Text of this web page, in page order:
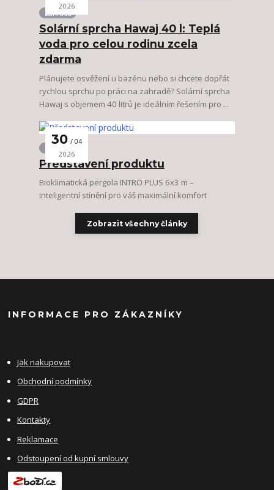
2026
Zahrada
Solární sprcha Hawaj 40 l: Teplá
voda pro celou rodinu zcela
zdarma
Plánujete osvěžení u bazénu nebo si chcete dopřát
rychlou sprchu po práci na zahradě? Solární sprcha
Hawaj s objemem 40 litrů je ideálním řešením pro ...
30 04
2026
Představení produktu
Bioklimatická pergola INTRO PLUS 6x3 m –
Inteligentní stínění pro váš maximální komfort
Zobrazit všechny články
INFORMACE PRO ZÁKAZNÍKY
Jak nakupovat
Obchodní podmínky
GDPR
Kontakty
Reklamace
Odstoupení od kupní smlouvy